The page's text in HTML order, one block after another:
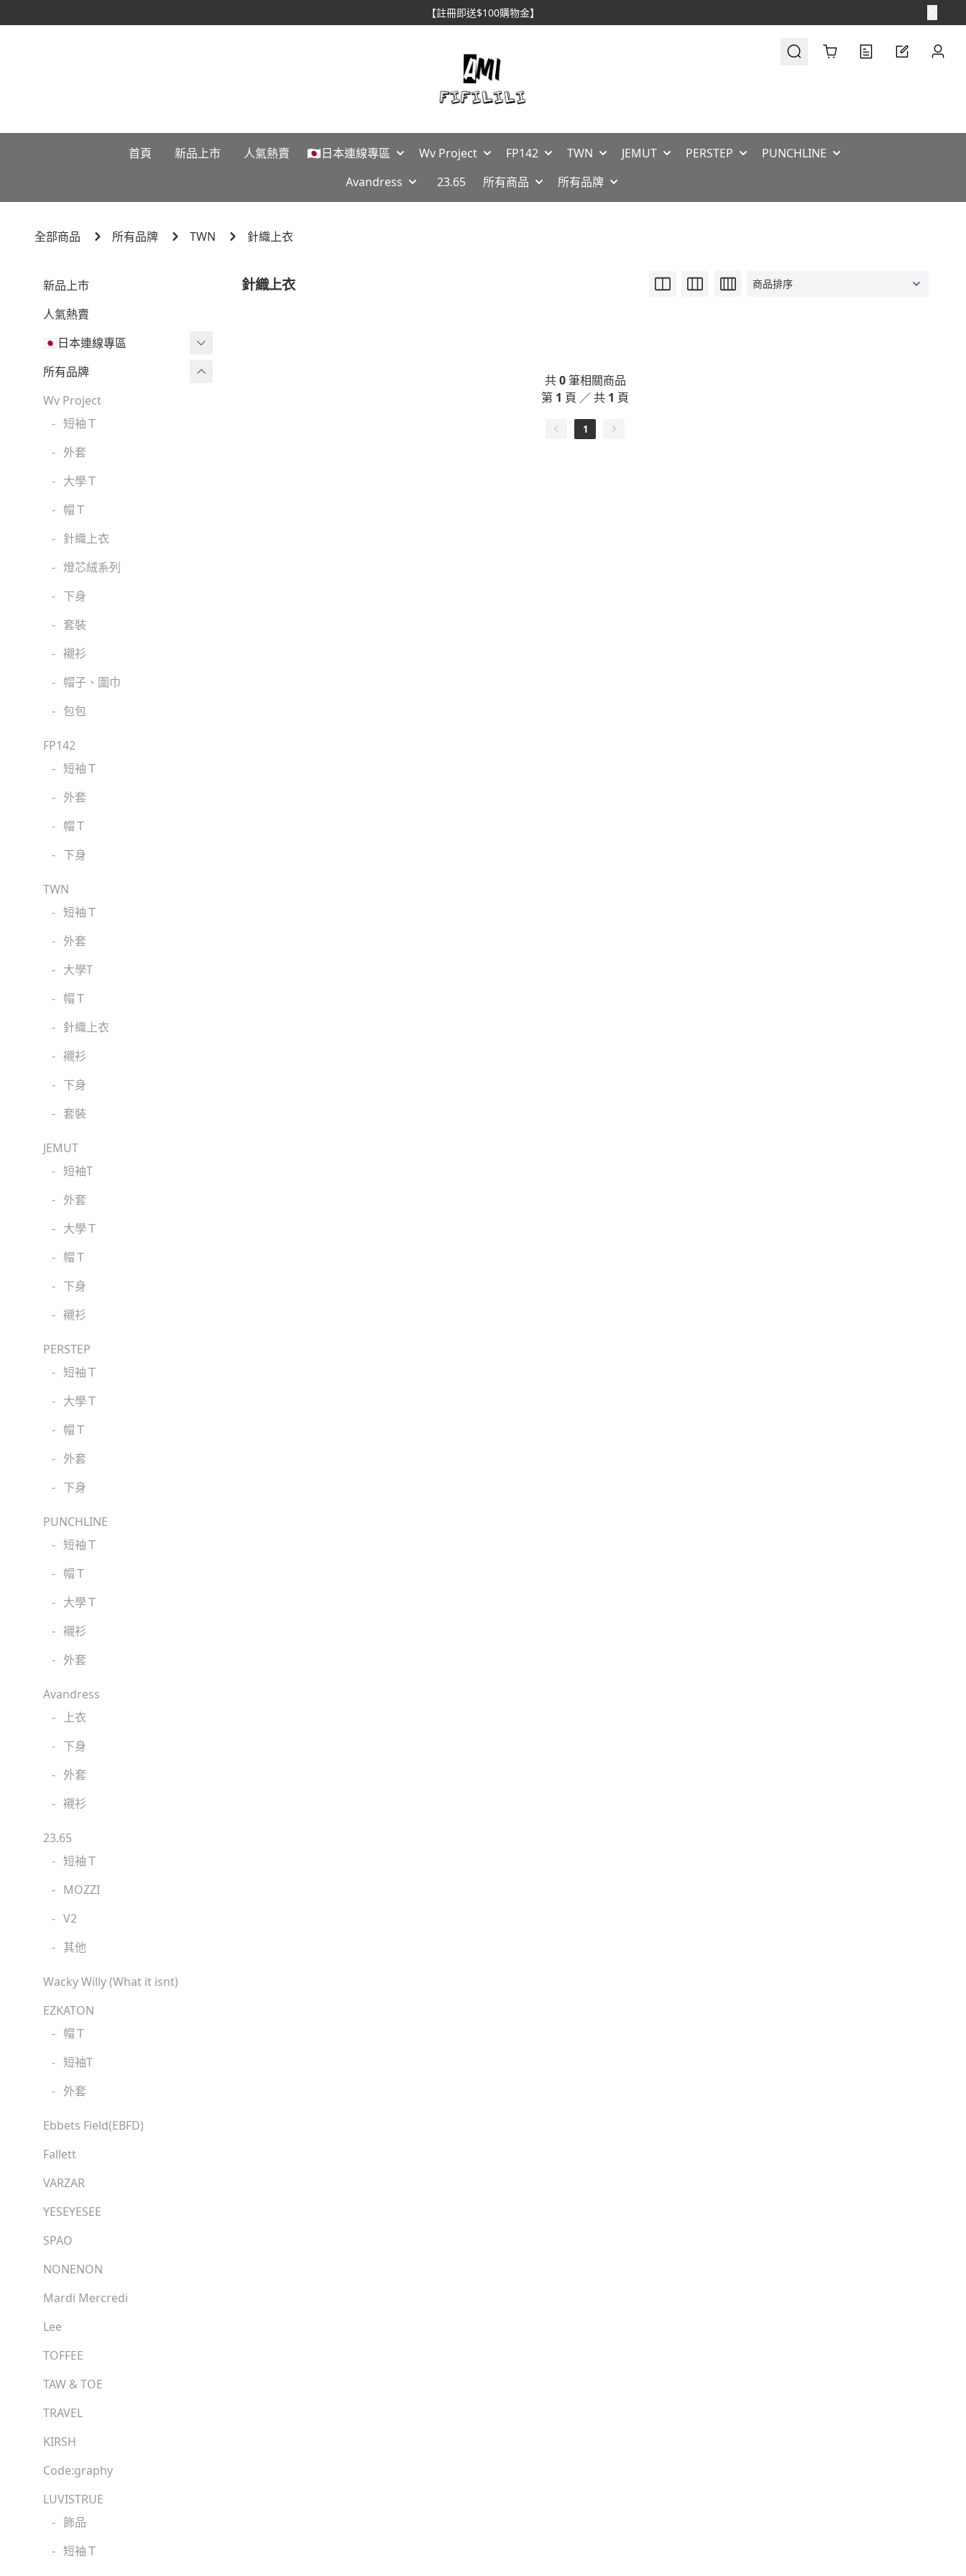
【註冊即送$100購物金】
Cart
首頁 新品上市 人氣熱賣 🇯🇵日本連線專區 Wv Project FP142 TWN JEMUT PERSTEP
PUNCHLINE
Avandress
23.65 所有商品 所有品牌
全部商品 所有品牌 TWN 針織上衣
新品上市
人氣熱賣
🇯🇵日本連線專區
三麗鷗現貨區任兩件免運🔥
三麗鷗
吉伊卡哇
迪士尼
魔法莓莓
角落生物
monchhichi 蒙奇奇
拉拉熊
其它
所有品牌
Wv Project
- 短袖Ｔ
- 外套
- 大學Ｔ
- 帽Ｔ
- 針織上衣
- 燈芯絨系列
- 下身
- 套裝
- 襯衫
- 帽子、圍巾
- 包包
FP142
- 短袖Ｔ
- 外套
- 帽Ｔ
- 下身
TWN
- 短袖Ｔ
- 外套
- 大學T
- 帽Ｔ
- 針織上衣
- 襯衫
- 下身
- 套裝
JEMUT
- 短袖T
- 外套
- 大學Ｔ
- 帽Ｔ
- 下身
- 襯衫
PERSTEP
- 短袖Ｔ
- 大學Ｔ
- 帽Ｔ
- 外套
- 下身
PUNCHLINE
- 短袖Ｔ
- 帽Ｔ
- 大學Ｔ
- 襯衫
- 外套
Avandress
-
上衣
- 下身
- 外套
- 襯衫
23.65
- 短袖Ｔ
- MOZZI
- V2
- 其他
Wacky Willy (What it isnt)
EZKATON
- 帽Ｔ
- 短袖T
- 外套
Ebbets Field(EBFD)
Fallett
VARZAR
YESEYESEE
SPAO
NONENON
Mardi Mercredi
Lee
TOFFEE
TAW & TOE
TRAVEL
KIRSH
Code:graphy
LUVISTRUE
- 飾品
- 短袖Ｔ
針織上衣
共0筆相關商品
第 1 頁 ／ 共 1 頁
1